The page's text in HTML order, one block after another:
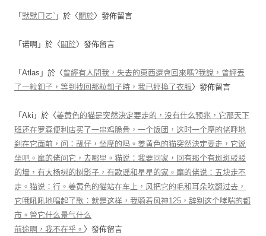
「 默默ㄇㄛˋ 」於〈 關於〉發佈留言
「 诺啊 」於〈 關於〉發佈留言
「 Atlas 」於〈曾經有人問我，失去的東西還會回來嗎?我說，曾經丟
了一粒釦子，等到找回那粒釦子時，我已經換了衣服〉發佈留言
「 Aki 」於〈姜黄色的猫是突然決定要走的，没有什么预兆，它那天下
班还在罗森便利店买了一串鸡脆骨，一个饭团，这时一个摩的佬呼地
刹在它面前，问：靓仔，坐摩的吗。姜黄色的猫突然決定要走，它说
坐吧。摩的佬问它，去哪里。猫说：我要回家，回有那个有斑斑驳驳
的墙，有大杨树的树影子，有歌谣和星星的家。摩的佬说：五块走不
走。猫说：行。姜黄色的猫站在车上，风把它的毛和耳朵吹翻过去，
它哦吼吼地唱起了歌：就是这样，我骑着风神125，辞别这个哮喘的都
市。管它什么景气什么
前途啊，我不在乎。 〉發佈留言